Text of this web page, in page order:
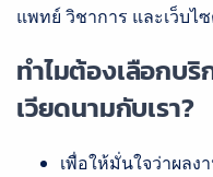
แพทย์ วิชาการ และเว็บไ
ทำไมต้องเลือกบ
เวียดนามกับเรา?
เพื่อให้มั่นใจว่าผล